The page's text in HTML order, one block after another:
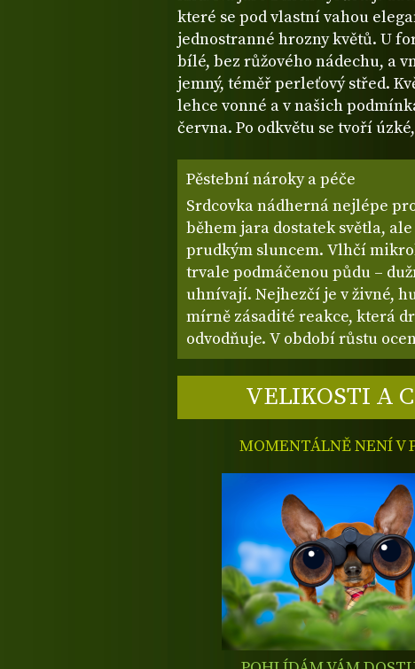
které se pod vlastní vahou
jednostranné hrozny květů. U
bílé, bez růžového nádechu, a
jemný, téměř perleťový střed.
lehce vonné a v našich
června. Po odkvětu se tvoří
Pěstební nároky a péče
Srdcovka nádherná nejlépe
během jara dostatek světla,
prudkým sluncem. Vlhčí
trvale podmáčenou půdu –
uhnívají. Nejhezčí je v živné,
mírně zásadité reakce, která
odvodňuje. V období růstu
VELIKOSTI A
MOMENTÁLNĚ NENÍ V